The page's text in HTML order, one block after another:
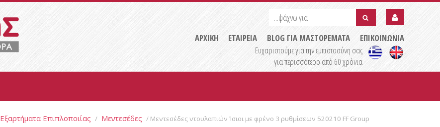
...ψάχνω
για
...ψάχνω
για
submit
ΕΠΙΚΟΙΝΩΝΙΑ
BLOG ΓΙΑ ΜΑΣΤΟΡΕΜΑΤΑ
ΕΤΑΙΡΕΙΑ
ΑΡΧΙΚΗ
Ευχαριστούμε για την εμπιστοσύνη σας
για περισσότερο από 60 χρόνια
Εξαρτήματα Επιπλοποιίας / Μεντεσέδες / Μεντεσέδες ντουλαπιών Ίσιοι με φρένο 3 ρυθμίσεων 520210 FF Group